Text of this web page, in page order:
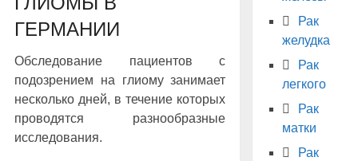
ГЕРМАНИИ
Обследование пациентов с
подозрением на глиому занимает
несколько дней, в течение которых
проводятся разнообразные
исследования.
Рак
желудка
Рак
легкого
Рак
матки
Рак